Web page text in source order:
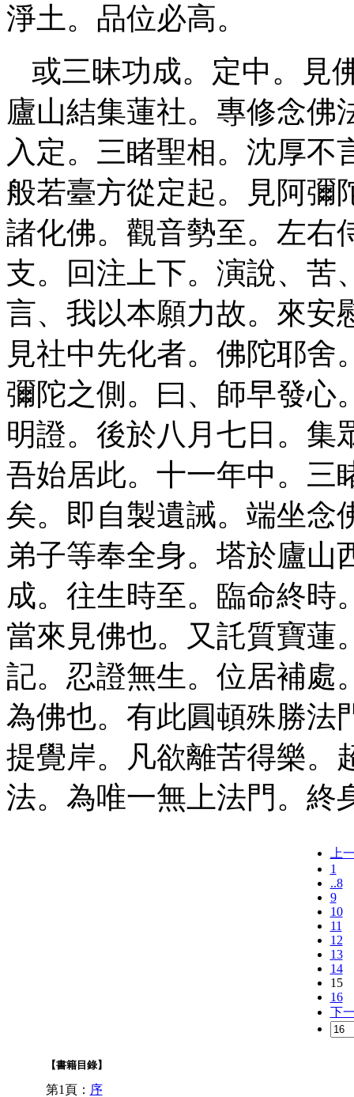
淨土。品位必高。
或三昧功成。定中。見
廬山結集蓮社。專修念佛
入定。三睹聖相。沈厚不
般若臺方從定起。見阿彌
諸化佛。觀音勢至。左右
支。回注上下。演說、苦
言、我以本願力故。來安
見社中先化者。佛陀耶
彌陀之側。曰、師早發心
明證。後於八月七日。集
吾始居此。十一年中。三
矣。即自製遺誡。端坐念
弟子等奉全身。塔於廬山
成。往生時至。臨命終時
當來見佛也。又託質寶蓮
記。忍證無生。位居補處
為佛也。有此圓頓殊勝法
提覺岸。凡欲離苦得樂。
法。為唯一無上法門。終
上
1
..8
9
10
11
12
13
14
15
16
下
【書籍目錄】
第1頁： 序